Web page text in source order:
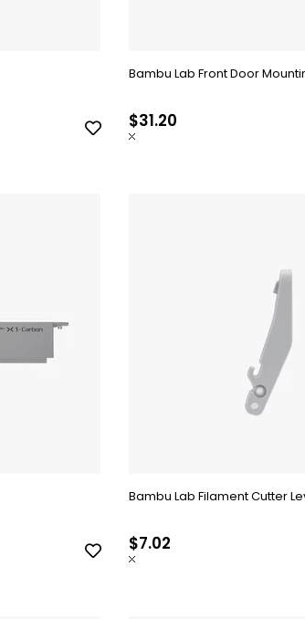
Bambu Lab Front Door
$31.20
Bambu Lab Filament Cutter
$7.02